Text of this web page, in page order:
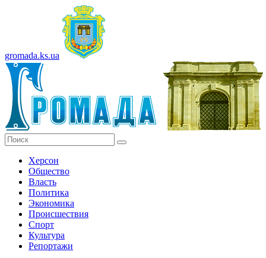
gromada.ks.ua
Херсон
Общество
Власть
Политика
Экономика
Происшествия
Спорт
Культура
Репортажи